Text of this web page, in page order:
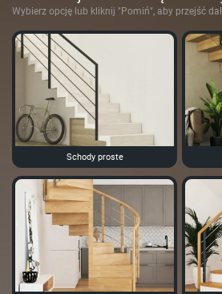
Wybierz opcję lub kliknij "Pomiń", aby przejść
Schody proste